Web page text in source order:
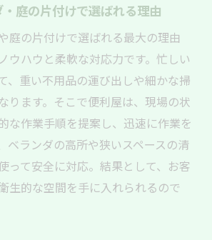
庭の片付けで選ばれる理由
庭の片付けで選ばれる最大の理由
ウハウと柔軟な対応力です。忙しい
、重い不用品の運び出しや細かな掃
ります。そこで便利屋は、現場の状
な作業手順を提案し、迅速に作業を
ベランダの高所や狭いスペースの清
って安全に対応。結果として、お客
生的な空間を手に入れられるので